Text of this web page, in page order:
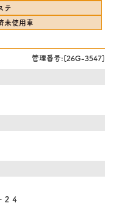
テ
未使用車
管理番号:[26G-3547]
４